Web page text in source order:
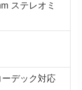
ステレオミ
デック対応